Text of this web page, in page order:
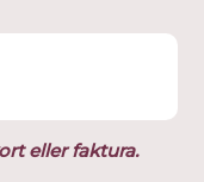
eller faktura.